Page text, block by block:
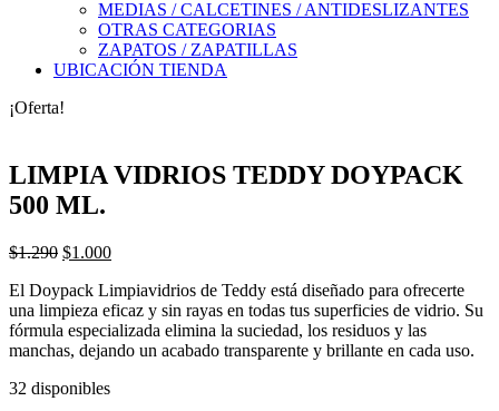
MEDIAS / CALCETINES / ANTIDESLIZANTES
OTRAS CATEGORIAS
ZAPATOS / ZAPATILLAS
UBICACIÓN TIENDA
¡Oferta!
LIMPIA VIDRIOS TEDDY DOYPACK
500 ML.
$1.290 El
original
era:
$1.290.
$1.000El
actual
es:
$1.000.
El Doypack Limpiavidrios de Teddy está diseñado para ofrecerte
una limpieza eficaz y sin rayas en todas tus superficies de vidrio. Su
fórmula especializada elimina la suciedad, los residuos y las
manchas, dejando un acabado transparente y brillante en cada uso.
32 disponibles